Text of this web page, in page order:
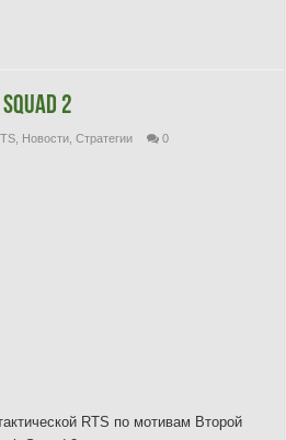
2
Новости ,Стратегии 0
RTS по мотивам Второй